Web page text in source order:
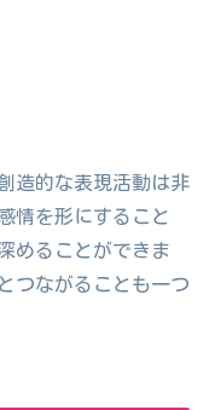
造的な表現活動は非
情を形にすること
めることができま
つながることも一つ